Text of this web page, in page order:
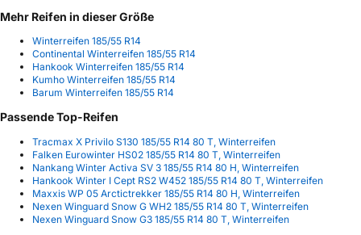
Mehr Reifen in dieser Größe
Winterreifen 185/55 R14
Continental Winterreifen 185/55 R14
Hankook Winterreifen 185/55 R14
Kumho Winterreifen 185/55 R14
Barum Winterreifen 185/55 R14
Passende Top-Reifen
Tracmax X Privilo S130 185/55 R14 80 T, Winterreifen
Falken Eurowinter HS02 185/55 R14 80 T, Winterreifen
Nankang Winter Activa SV 3 185/55 R14 80 H, Winterreifen
Hankook Winter I Cept RS2 W452 185/55 R14 80 T, Winterreifen
Maxxis WP 05 Arctictrekker 185/55 R14 80 H, Winterreifen
Nexen Winguard Snow G WH2 185/55 R14 80 T, Winterreifen
Nexen Winguard Snow G3 185/55 R14 80 T, Winterreifen